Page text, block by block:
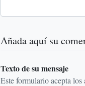
Añada aquí su
Texto de su mensaje
Este formulario acepta los